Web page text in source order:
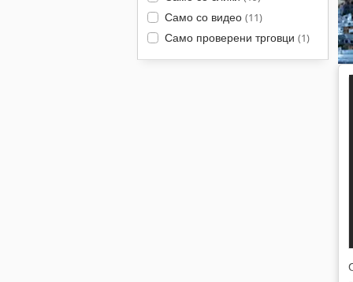
Само со видео (11)
Само проверени трговци (1)